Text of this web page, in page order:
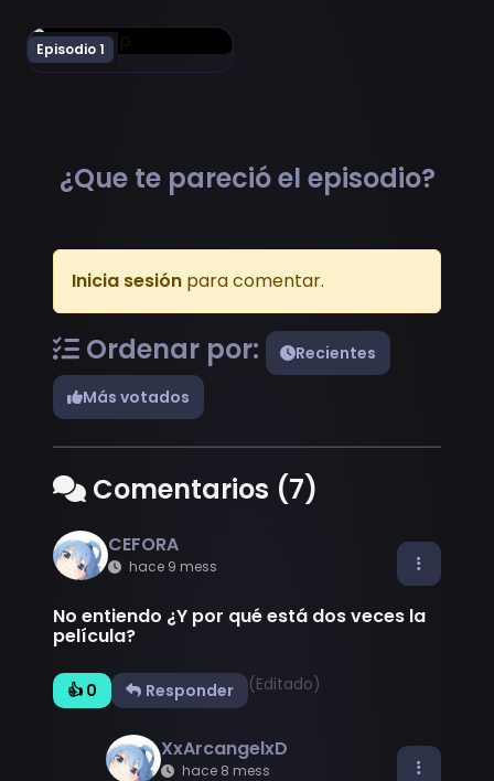
Episodio 1
Ver Chainsaw Man Movie: Reze-hen Episodio 1
¿Que te pareció el episodio?
Inicia sesión para comentar.
Ordenar por:
Recientes
Más votados
Comentarios (7)
CEFORA
hace 9 mess
No entiendo ¿Y por qué está dos veces la
película?
👍 0 Responder (Editado)
XxArcangelxD
hace 8 mess